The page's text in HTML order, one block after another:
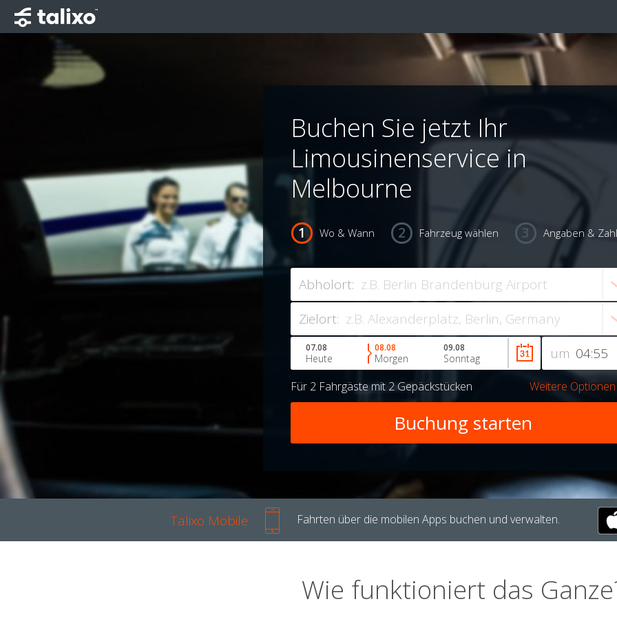
Buchen Sie jetzt Ihr
Limousinenservice in
Melbourne
Wo & Wann Fahrzeug wählen Angaben &
Abholort:
Zielort:
um
07.08
Heute
08.08
Morgen
09.08
Sonntag
Für 2 Fahrgästemit 2 Gepäckstücken Weitere Optionen
Talixo Mobile Fahrten über die mobilen Apps buchen und verwalten.
Wie funktioniert das